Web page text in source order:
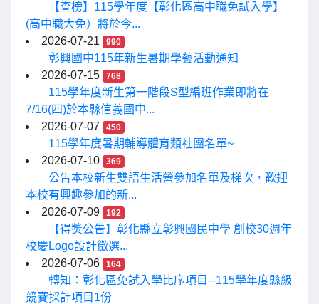
【查榜】115學年度【彰化區高中職免試入學】
(高中職大免）將於今...
2026-07-21
990
彰興國中115年新生暑期學藝活動通知
2026-07-15
768
115學年度新生第一階段S型編班作業即將在
7/16(四)於本縣信義國中...
2026-07-07
450
115學年度暑期輔導體育類社團名單~
2026-07-10
369
公告本校新生雙語生活營參加名單及梯次，歡迎
本校有興趣參加的新...
2026-07-09
192
【得獎公告】彰化縣立彰興國民中學 創校30週年
校慶Logo設計徵選...
2026-07-06
164
轉知：彰化區免試入學比序項目─115學年度縣級
競賽採計項目1份